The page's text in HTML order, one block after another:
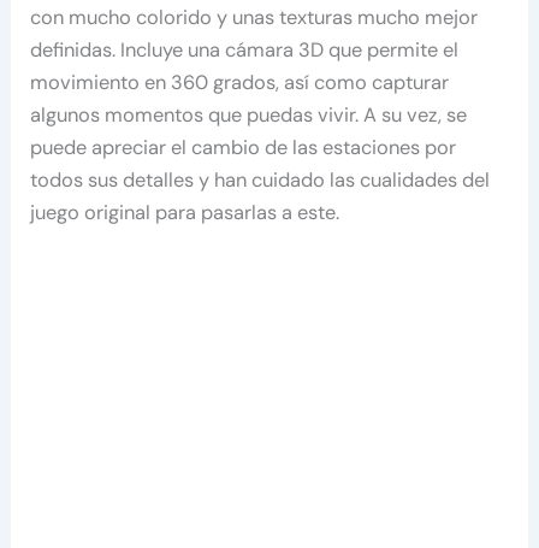
con mucho colorido y unas texturas mucho mejor
definidas. Incluye una cámara 3D que permite el
movimiento en 360 grados, así como capturar
algunos momentos que puedas vivir. A su vez, se
puede apreciar el cambio de las estaciones por
todos sus detalles y han cuidado las cualidades del
juego original para pasarlas a este.